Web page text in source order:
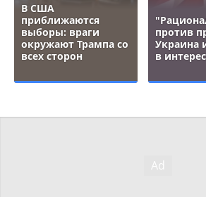
В США
приближаются
выборы: враги
окружают Трампа со
всех сторон
против
Украина
в